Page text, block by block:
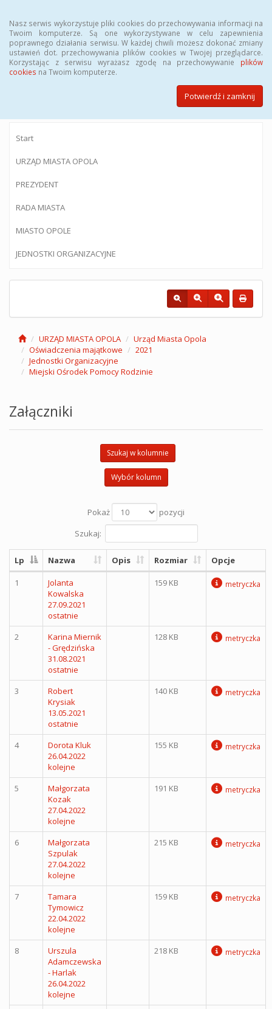
Nasz serwis wykorzystuje pliki cookies do przechowywania informacji na
Twoim komputerze. Są one wykorzystywane w celu zapewnienia
poprawnego działania serwisu. W każdej chwili możesz dokonać zmiany
ustawień dot. przechowywania plików cookies w Twojej przeglądarce.
Korzystając z serwisu wyrażasz zgodę na przechowywanie plików
cookies na Twoim komputerze.
Potwierdź i zamknij
BIULETYN INFORMACJI PUBLICZNEJ
Urzędu Miasta Opola
Start
URZĄD MIASTA OPOLA
PREZYDENT
RADA MIASTA
MIASTO OPOLE
JEDNOSTKI ORGANIZACYJNE
URZĄD MIASTA OPOLA
Urząd Miasta Opola
Oświadczenia majątkowe
2021
Jednostki Organizacyjne
Miejski Ośrodek Pomocy Rodzinie
Załączniki
Szukaj w kolumnie
Wybór kolumn
Pokaż
pozycji
Szukaj:
Lp Nazwa Opis Rozmiar Opcje
1
Jolanta
Kowalska
27.09.2021
ostatnie
159 KB metryczka
2
Karina Miernik
- Grędzińska
31.08.2021
ostatnie
128 KB metryczka
3
Robert
Krysiak
13.05.2021
ostatnie
140 KB metryczka
4
Dorota Kluk
26.04.2022
kolejne
155 KB metryczka
5
Małgorzata
Kozak
27.04.2022
kolejne
191 KB metryczka
6
Małgorzata
Szpulak
27.04.2022
kolejne
215 KB metryczka
7
Tamara
Tymowicz
22.04.2022
kolejne
159 KB metryczka
8
Urszula
Adamczewska
- Harlak
26.04.2022
kolejne
218 KB metryczka